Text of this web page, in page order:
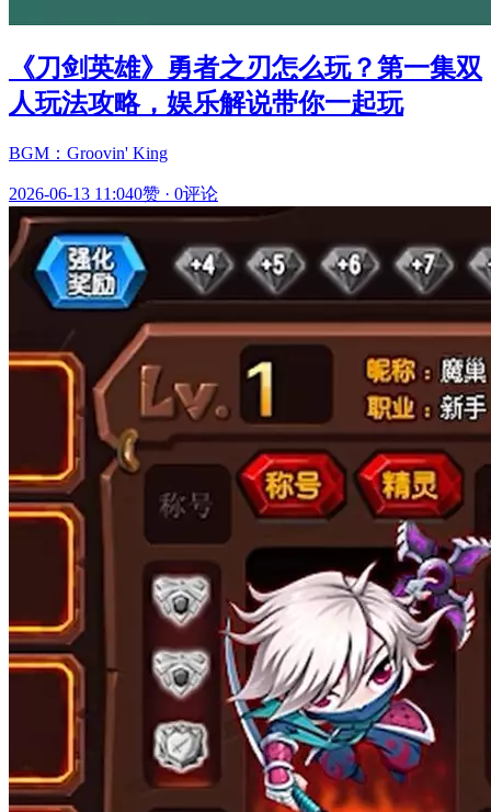
《刀剑英雄》勇者之刃怎么玩？第一集双
人玩法攻略，娱乐解说带你一起玩
BGM：Groovin' King
2026-06-13 11:040赞 · 0评论